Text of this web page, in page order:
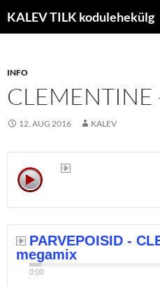
sisuKALEV TILK kodulehekülg
INFO
12. AUG 2016 KALEV
PARVEPOISID -
megamix
0:00